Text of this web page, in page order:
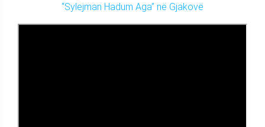
“Sylejman Hadum Aga” në Gjakovë